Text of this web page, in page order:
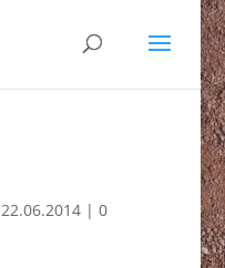
22.06.2014| 0